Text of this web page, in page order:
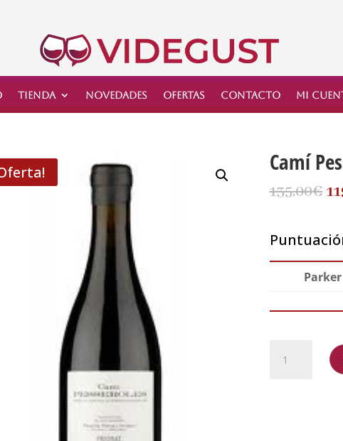
Tienda Novedades Ofertas Contacto Mi
Camí
135,00€El
Parker
Pesseroles